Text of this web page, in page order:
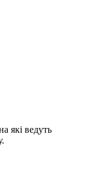
які ведуть